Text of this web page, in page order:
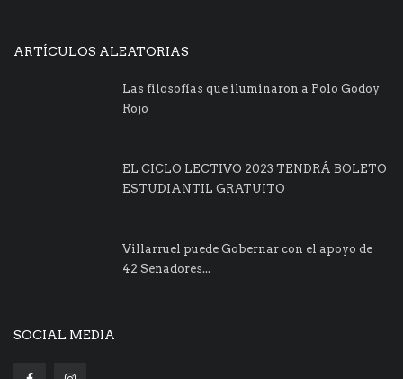
ARTÍCULOS ALEATORIAS
Las filosofías que iluminaron a Polo Godoy
Rojo
EL CICLO LECTIVO 2023 TENDRÁ BOLETO
ESTUDIANTIL GRATUITO
Villarruel puede Gobernar con el apoyo de
42 Senadores...
SOCIAL MEDIA